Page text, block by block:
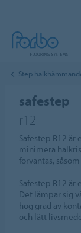
Step
safestep
r12
Safestep R12
minimera
förväntas,
Safestep R12 är
Det lämpar sig
hög grad av
och lätt